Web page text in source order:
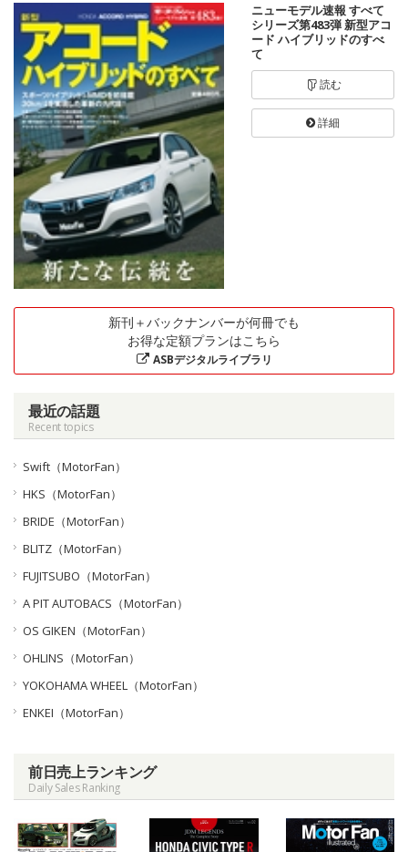
ニューモデル速報 すべて
シリーズ第483弾 新型アコ
ード ハイブリッドのすべ
て
読む
詳細
新刊＋バックナンバーが何冊でも
お得な定額プランはこちら
ASBデジタルライブラリ
最近の話題
Recent topics
Swift（MotorFan）
HKS（MotorFan）
BRIDE（MotorFan）
BLITZ（MotorFan）
FUJITSUBO（MotorFan）
A PIT AUTOBACS（MotorFan）
OS GIKEN（MotorFan）
OHLINS（MotorFan）
YOKOHAMA WHEEL（MotorFan）
ENKEI（MotorFan）
前日売上ランキング
Daily Sales Ranking